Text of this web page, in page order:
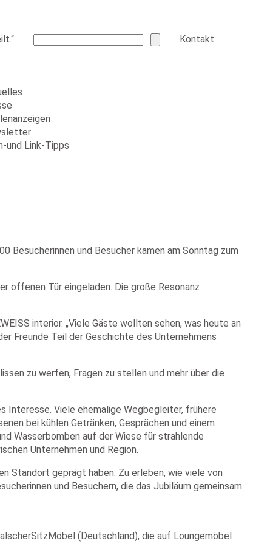
Kontakt
und Link-Tipps
Besucherinnen und Besucher kamen am Sonntag zum
offenen Tür eingeladen. Die große Resonanz
interior. „Viele Gäste wollten sehen, was heute an
Freunde Teil der Geschichte des Unternehmens
zu werfen, Fragen zu stellen und mehr über die
Interesse. Viele ehemalige Wegbegleiter, frühere
bei kühlen Getränken, Gesprächen und einem
Wasserbomben auf der Wiese für strahlende
Unternehmen und Region.
Standort geprägt haben. Zu erleben, wie viele von
und Besuchern, die das Jubiläum gemeinsam
(Deutschland), die auf Loungemöbel